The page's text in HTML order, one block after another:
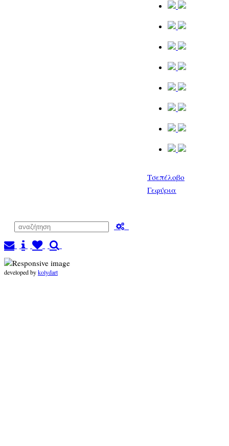
Τσεπέλοβο
Γεφύρια
developed bykolydart